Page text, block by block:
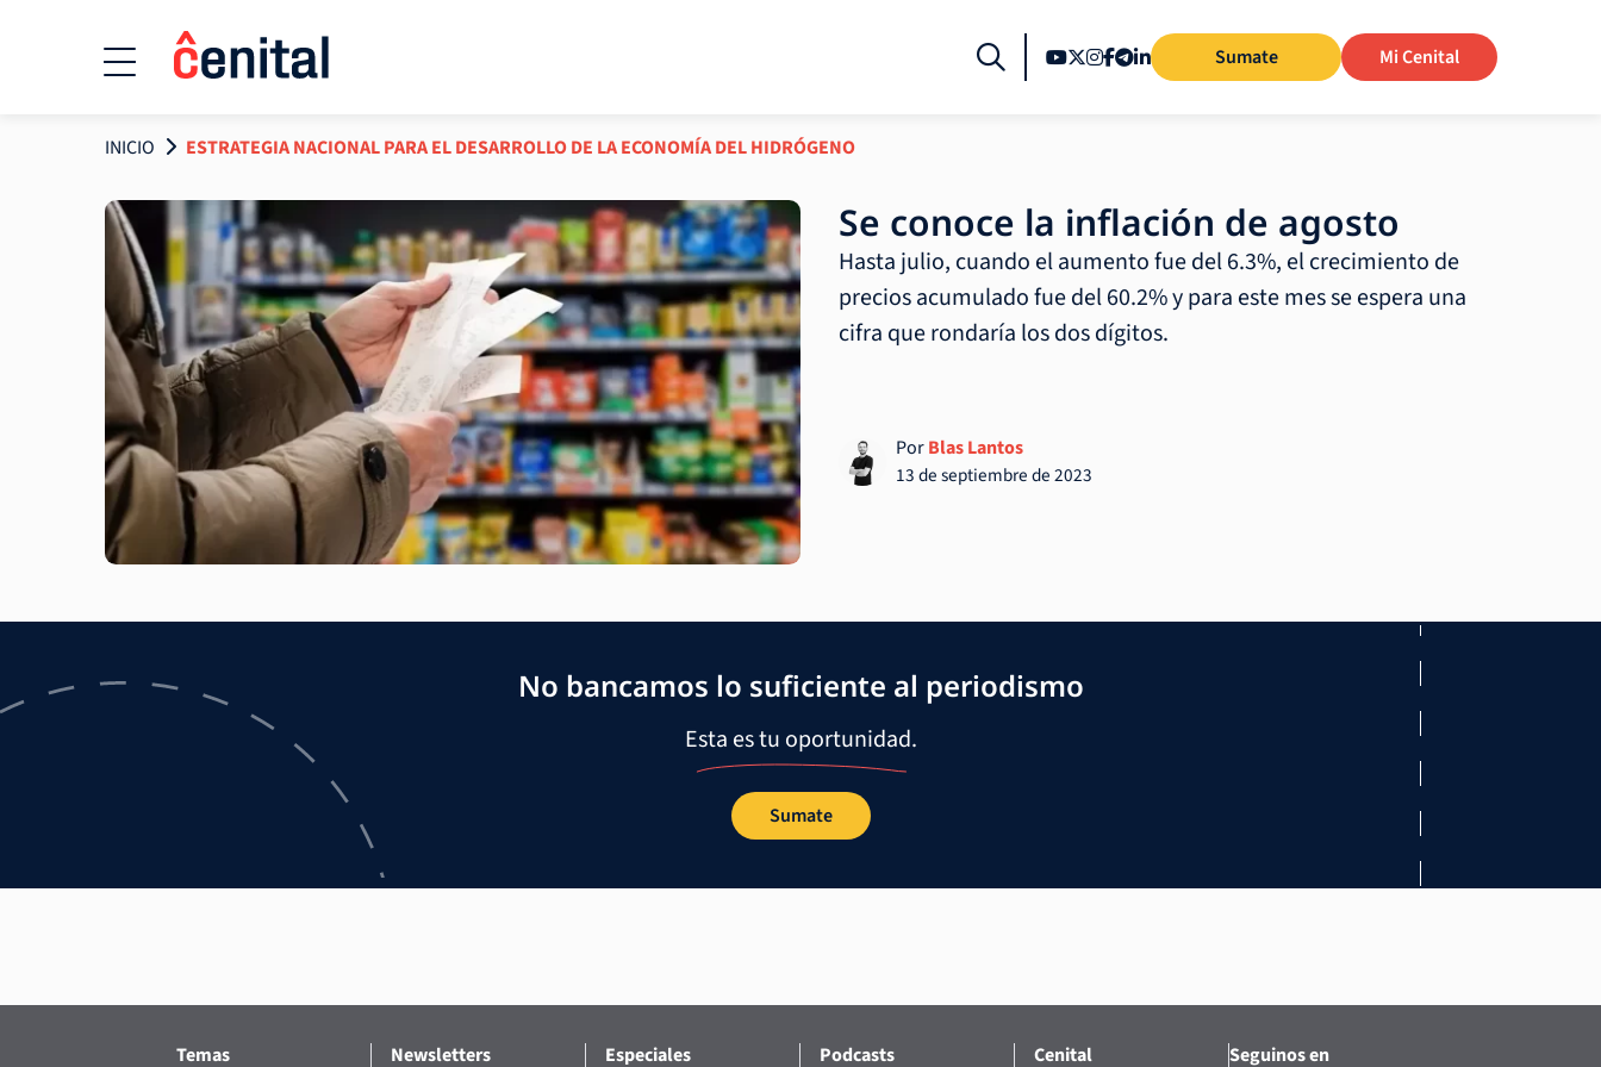
Sumate Mi Cenital
INICIO ESTRATEGIA NACIONAL PARA EL DESARROLLO DE LA ECONOMÍA DEL HIDRÓGENO
Se conoce la inflación de agosto
Hasta julio, cuando el aumento fue del 6.3%, el crecimiento de
precios acumulado fue del 60.2% y para este mes se espera una
cifra que rondaría los dos dígitos.
PorBlas Lantos
13 de septiembre de 2023
No bancamos lo suficiente al periodismo
Esta es tu oportunidad.
Sumate
Temas Newsletters Especiales Podcasts Cenital Seguinos en